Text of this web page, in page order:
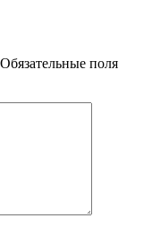
Обязательные поля